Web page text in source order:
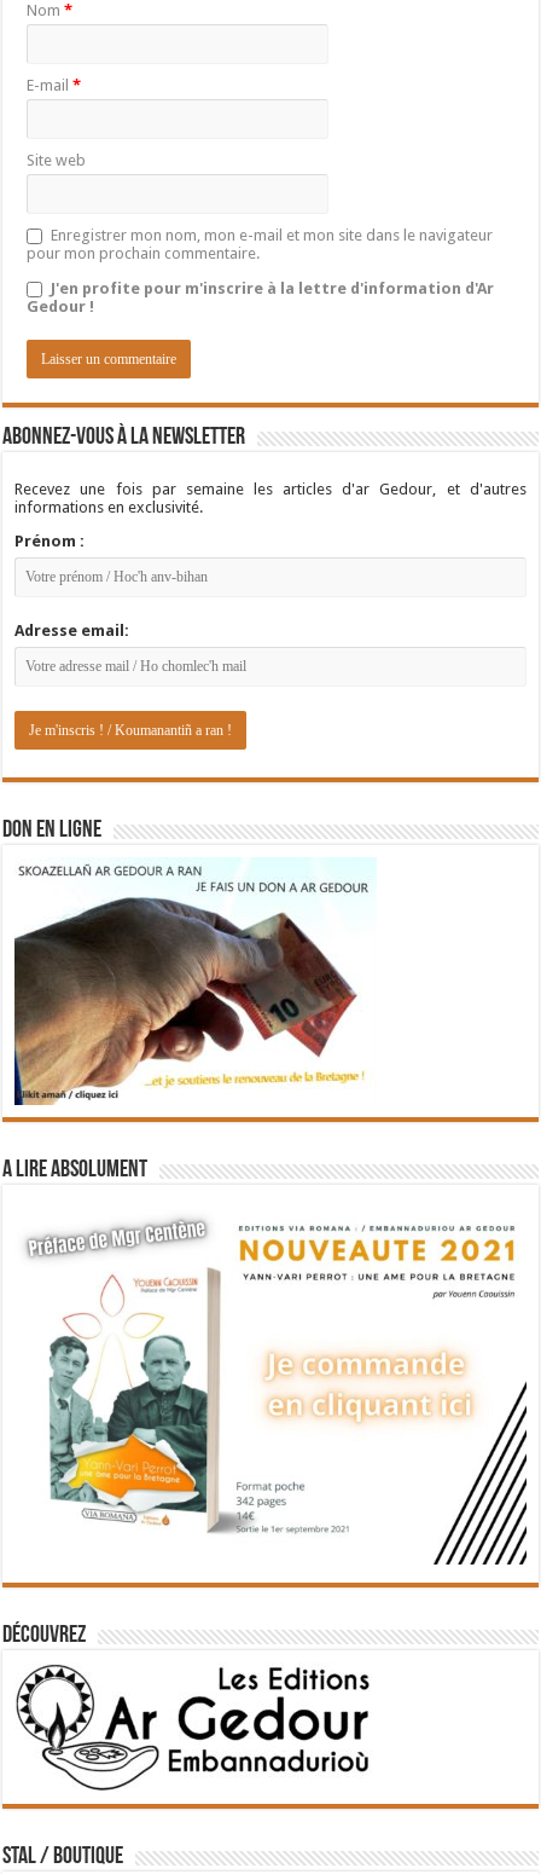
Nom*
E-mail*
Site web
Enregistrer mon nom, mon e-mail et mon site dans le navigateur
pour mon prochain commentaire.
J'en profite pour m'inscrire à la lettre d'information d'Ar
Gedour !
Abonnez-vous à la newsletter
Recevez une fois par semaine les articles d'ar Gedour, et d'autres
informations en exclusivité.
Prénom :
Adresse email:
DON EN LIGNE
A lire absolument
Découvrez
STAL / BOUTIQUE